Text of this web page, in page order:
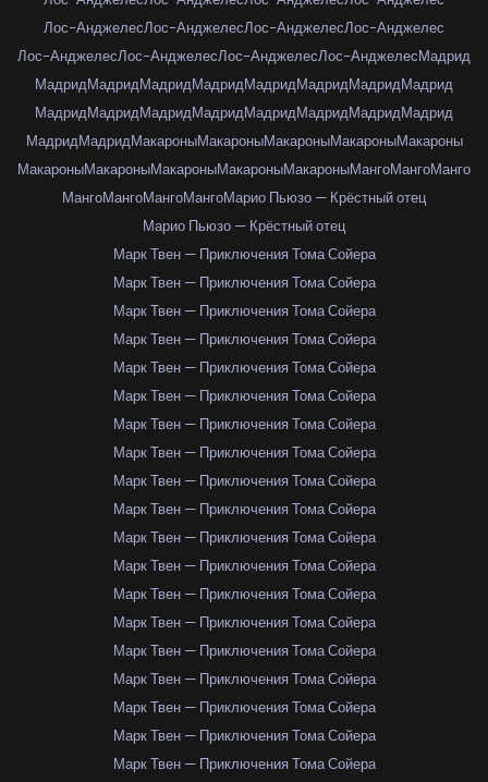
Лос-АнджелесЛос-АнджелесЛос-АнджелесЛос-Анджелес
Лос-АнджелесЛос-АнджелесЛос-АнджелесЛос-АнджелесМадрид
МадридМадридМадридМадридМадридМадридМадридМадрид
МадридМадридМадридМадридМадридМадридМадридМадрид
МадридМадридМакароныМакароныМакароныМакароныМакароны
МакароныМакароныМакароныМакароныМакароныМангоМангоМанго
МангоМангоМангоМангоМарио Пьюзо — Крёстный отец
Марио Пьюзо — Крёстный отец
Марк Твен — Приключения Тома Сойера
Марк Твен — Приключения Тома Сойера
Марк Твен — Приключения Тома Сойера
Марк Твен — Приключения Тома Сойера
Марк Твен — Приключения Тома Сойера
Марк Твен — Приключения Тома Сойера
Марк Твен — Приключения Тома Сойера
Марк Твен — Приключения Тома Сойера
Марк Твен — Приключения Тома Сойера
Марк Твен — Приключения Тома Сойера
Марк Твен — Приключения Тома Сойера
Марк Твен — Приключения Тома Сойера
Марк Твен — Приключения Тома Сойера
Марк Твен — Приключения Тома Сойера
Марк Твен — Приключения Тома Сойера
Марк Твен — Приключения Тома Сойера
Марк Твен — Приключения Тома Сойера
Марк Твен — Приключения Тома Сойера
Марк Твен — Приключения Тома Сойера